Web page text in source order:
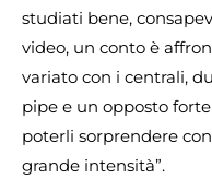
studiati bene,
video, un conto è
variato con i centrali,
pipe e un opposto
poterli sorprendere
grande intensità”.